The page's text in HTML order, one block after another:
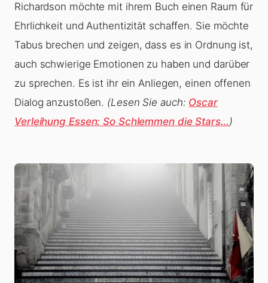
Richardson möchte mit ihrem Buch einen Raum für
Ehrlichkeit und Authentizität schaffen. Sie möchte
Tabus brechen und zeigen, dass es in Ordnung ist,
auch schwierige Emotionen zu haben und darüber
zu sprechen. Es ist ihr ein Anliegen, einen offenen
Dialog anzustoßen. (Lesen Sie auch: Oscar
Verleihung Essen: So Schlemmen die Stars…)